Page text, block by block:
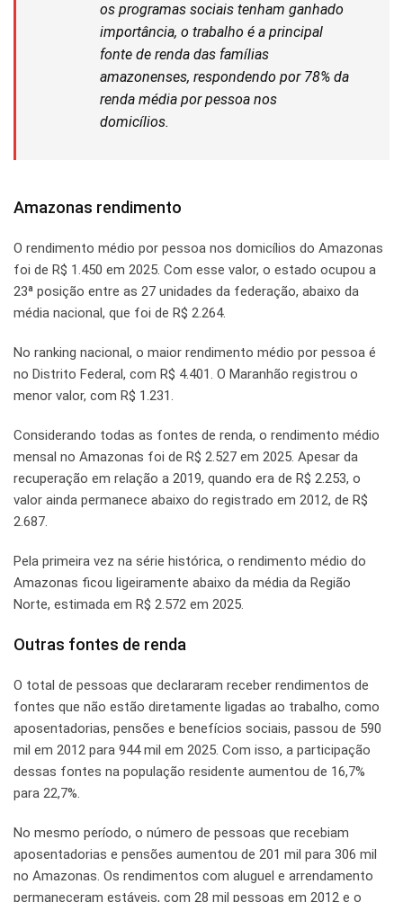
os programas sociais tenham ganhado
importância, o trabalho é a principal
fonte de renda das famílias
amazonenses, respondendo por 78% da
renda média por pessoa nos
domicílios.
Amazonas rendimento
O rendimento médio por pessoa nos domicílios do Amazonas
foi de R$ 1.450 em 2025. Com esse valor, o estado ocupou a
23ª posição entre as 27 unidades da federação, abaixo da
média nacional, que foi de R$ 2.264.
No ranking nacional, o maior rendimento médio por pessoa é
no Distrito Federal, com R$ 4.401. O Maranhão registrou o
menor valor, com R$ 1.231.
Considerando todas as fontes de renda, o rendimento médio
mensal no Amazonas foi de R$ 2.527 em 2025. Apesar da
recuperação em relação a 2019, quando era de R$ 2.253, o
valor ainda permanece abaixo do registrado em 2012, de R$
2.687.
Pela primeira vez na série histórica, o rendimento médio do
Amazonas ficou ligeiramente abaixo da média da Região
Norte, estimada em R$ 2.572 em 2025.
Outras fontes de renda
O total de pessoas que declararam receber rendimentos de
fontes que não estão diretamente ligadas ao trabalho, como
aposentadorias, pensões e benefícios sociais, passou de 590
mil em 2012 para 944 mil em 2025. Com isso, a participação
dessas fontes na população residente aumentou de 16,7%
para 22,7%.
No mesmo período, o número de pessoas que recebiam
aposentadorias e pensões aumentou de 201 mil para 306 mil
no Amazonas. Os rendimentos com aluguel e arrendamento
permaneceram estáveis, com 28 mil pessoas em 2012 e o